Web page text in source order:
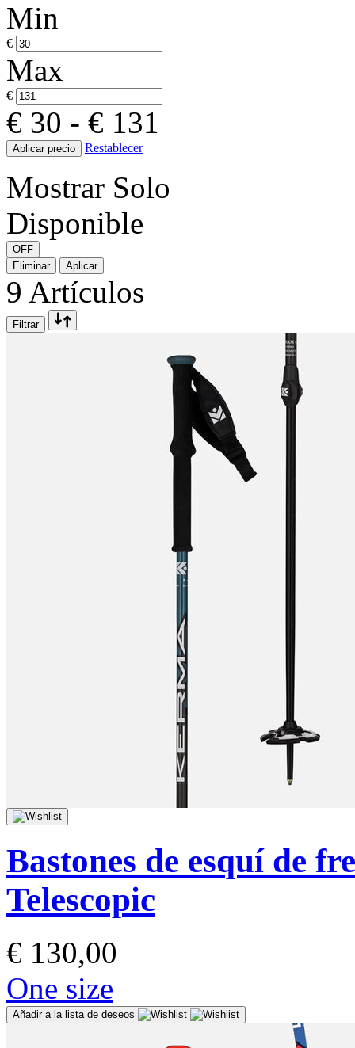
Min
€
Max
€
€ 30 - € 131
Aplicar precio Restablecer
Mostrar Solo
Disponible
OFF
Eliminar
Aplicar
9 Artículos
Filtrar
Bastones de esquí de
Telescopic
€ 130,00
One size
Añadir a la lista de deseos